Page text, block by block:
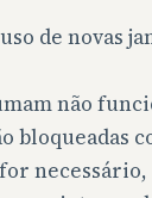
de novas
não
bloqueadas
for